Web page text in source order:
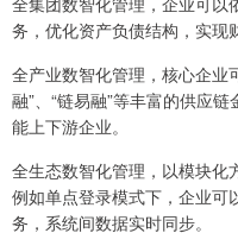
务，优化资产负债结构，实现
全产业数智化管理，核心企业
融”、“链易融”等丰富的供应
能上下游企业。
全生态数智化管理，以模块化
例如单点登录模式下，企业可
务，系统间数据实时同步。